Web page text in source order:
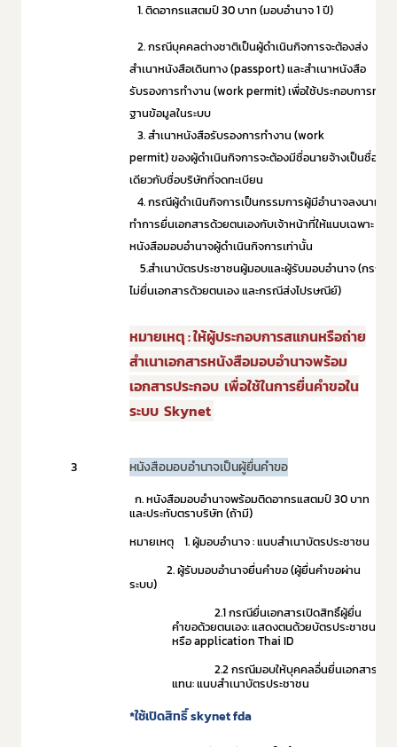
1.ติดอากรแสตมป์ 30 บาท (มอบอำนาจ 1 ปี)
2.กรณีบุคคลต่างชาติเป็นผู้ดำเนินกิจการจะต้องส่ง
สำเนาหนังสือเดินทาง(passport)และสำเนาหนังสือ
รับรองการทำงาน (work permit)เพื่อใช้ประกอบการทำ
ฐานข้อมูลในระบบ
3.สำเนาหนังสือรับรองการทำงาน (work
permit)ของผู้ดำเนินกิจการจะต้องมีชื่อนายจ้างเป็นชื่อ
เดียวกับชื่อบริษัทที่จดทะเบียน
4.กรณีผู้ดำเนินกิจการเป็นกรรมการผู้มีอำนาจลงนาม
ทำการยื่นเอกสารด้วยตนเองกับเจ้าหน้าที่ให้แนบเฉพาะ
หนังสือมอบอำนาจผู้ดำเนินกิจการเท่านั้น
5.สำเนาบัตรประชาชนผู้มอบและผู้รับมอบอำนาจ (กรณี
ไม่ยื่นเอกสารด้วยตนเอง และกรณีส่งไปรษณีย์)
หมายเหตุ : ให้ผู้ประกอบการสแกนหรือถ่าย
สำเนาเอกสารหนังสือมอบอำนาจพร้อม
เอกสารประกอบ เพื่อใช้ในการยื่นคำขอใน
ระบบ Skynet
3 หนังสือมอบอำนาจเป็นผู้ยื่นคำขอ
ก. หนังสือมอบอำนาจพร้อมติดอากรแสตมป์30บาท
และประทับตราบริษัท (ถ้ามี)
หมายเหตุ 1.ผู้มอบอำนาจ:แนบสำเนาบัตรประชาชน
2.ผู้รับมอบอำนาจยื่นคำขอ (ผู้ยื่นคำขอผ่าน
ระบบ)
2.1กรณียื่นเอกสารเปิดสิทธิ์ผู้ยื่น
คำขอด้วยตนเอง:แสดงตนด้วยบัตรประชาชน
หรือapplication Thai ID
2.2 กรณีมอบให้บุคคลอื่นยื่นเอกสาร
แทน:แนบสำเนาบัตรประชาชน
*ใช้เปิดสิทธิ์ skynet fda